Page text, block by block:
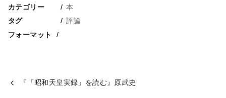
カテゴリー 本
タグ 評論
フォーマット
『「昭和天皇実録」を読む』原武史